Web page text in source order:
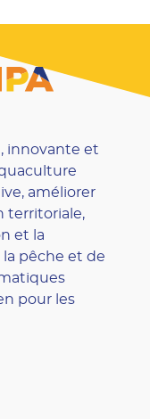
innovante et
améliorer
territoriale,
et la
pêche et de
pour les